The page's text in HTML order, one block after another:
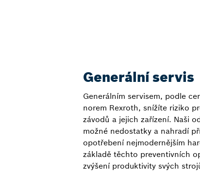
Generální servis
Generálním servisem, podle
norem Rexroth, snížíte riziko
závodů a jejich zařízení. Naši
možné nedostatky a nahradí
opotřebení nejmodernějším
základě těchto preventivních
zvýšení produktivity svých